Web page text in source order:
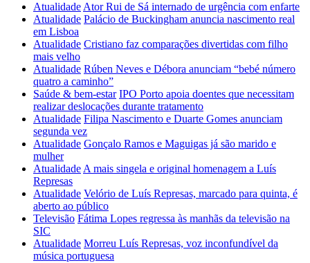
Atualidade Ator Rui de Sá internado de urgência com enfarte
Atualidade Palácio de Buckingham anuncia nascimento real
em Lisboa
Atualidade Cristiano faz comparações divertidas com filho
mais velho
Atualidade Rúben Neves e Débora anunciam “bebé número
quatro a caminho”
Saúde & bem-estar IPO Porto apoia doentes que necessitam
realizar deslocações durante tratamento
Atualidade Filipa Nascimento e Duarte Gomes anunciam
segunda vez
Atualidade Gonçalo Ramos e Maguigas já são marido e
mulher
Atualidade A mais singela e original homenagem a Luís
Represas
Atualidade Velório de Luís Represas, marcado para quinta, é
aberto ao público
Televisão Fátima Lopes regressa às manhãs da televisão na
SIC
Atualidade Morreu Luís Represas, voz inconfundível da
música portuguesa